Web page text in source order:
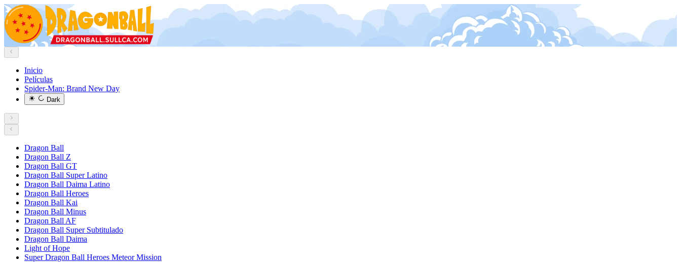
Inicio
Películas
Spider-Man: Brand New Day
Dark
Dragon Ball
Dragon Ball Z
Dragon Ball GT
Dragon Ball Super Latino
Dragon Ball Daima Latino
Dragon Ball Heroes
Dragon Ball Kai
Dragon Ball Minus
Dragon Ball AF
Dragon Ball Super Subtitulado
Dragon Ball Daima
Light of Hope
Super Dragon Ball Heroes Meteor Mission